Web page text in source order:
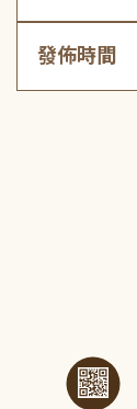
發佈時間